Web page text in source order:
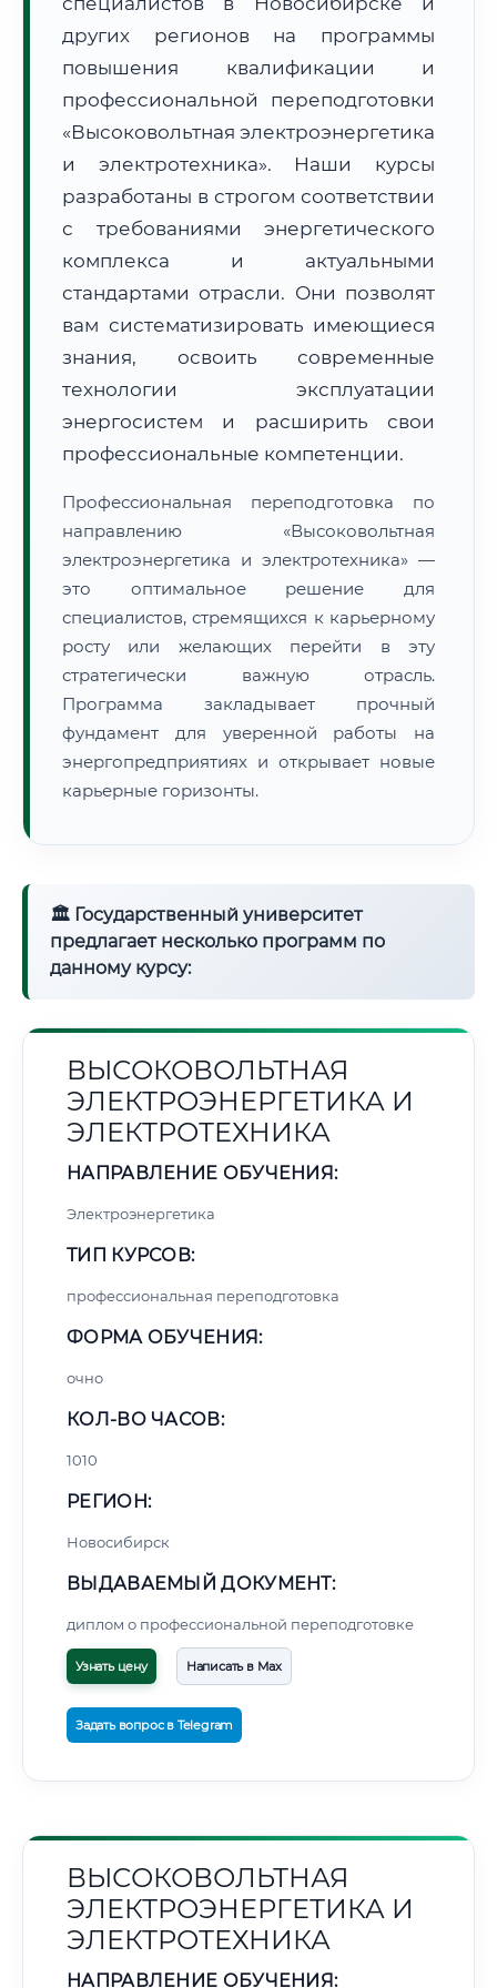
Расчет логистики оригиналов:
• Маршрут транзита:~2 км
• Экспресс-доставка СДЭК / Почтой:
📜 Документы и аккредитация
других регионов на программы
повышения квалификации и
профессиональной переподготовки
«Высоковольтная электроэнергетика
и электротехника». Наши курсы
разработаны в строгом соответствии
с требованиями энергетического
комплекса и актуальными
стандартами отрасли. Они позволят
вам систематизировать имеющиеся
знания, освоить современные
технологии эксплуатации
энергосистем и расширить свои
профессиональные компетенции.
Профессиональная переподготовка по
направлению «Высоковольтная
электроэнергетика и электротехника» —
это оптимальное решение для
специалистов, стремящихся к карьерному
росту или желающих перейти в эту
стратегически важную отрасль.
Программа закладывает прочный
фундамент для уверенной работы на
энергопредприятиях и открывает новые
карьерные горизонты.
🏛 Государственный университет
предлагает несколько программ по
данному курсу:
ВЫСОКОВОЛЬТНАЯ
ЭЛЕКТРОЭНЕРГЕТИКА И
ЭЛЕКТРОТЕХНИКА
НАПРАВЛЕНИЕ ОБУЧЕНИЯ:
Электроэнергетика
ТИП КУРСОВ:
профессиональная переподготовка
ФОРМА ОБУЧЕНИЯ:
очно
КОЛ-ВО ЧАСОВ:
1010
РЕГИОН:
Новосибирск
ВЫДАВАЕМЫЙ ДОКУМЕНТ:
диплом о профессиональной переподготовке
Узнать цену Написать в Max
Задать вопрос в Telegram
ВЫСОКОВОЛЬТНАЯ
ЭЛЕКТРОЭНЕРГЕТИКА И
ЭЛЕКТРОТЕХНИКА
НАПРАВЛЕНИЕ ОБУЧЕНИЯ: